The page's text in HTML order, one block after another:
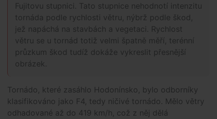
Fujitovu stupnici. Tato stupnice nehodnotí intenzitu
tornáda podle rychlosti větru, nýbrž podle škod,
jež napáchá na stavbách a vegetaci. Rychlost
větru se u tornád totiž velmi špatně měří, terénní
průzkum škod tudíž dokáže vykreslit přesnější
obrázek.
Tornádo, které zasáhlo Hodonínsko, bylo odborníky
klasifikováno jako F4, tedy ničivé tornádo. Mělo větry
odhadované až do 419 km/h, což z něj dělá